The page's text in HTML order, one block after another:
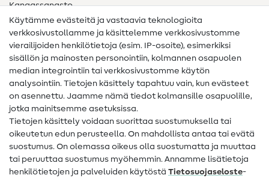
Kangassanasto
Ompelusanasto
Ompeluohjeet
Apua ja yhteystiedot
Yhteystiedot
Tietoa omistajanvaihdoksesta
FAQ
Peruutusoikeus
Käytämme evästeitä ja vastaavia teknologioita
verkkosivustollamme ja käsittelemme verkkosivustomme
vierailijoiden henkilötietoja (esim. IP-osoite), esimerkiksi
sisällön ja mainosten personointiin, kolmannen osapuolen
median integrointiin tai verkkosivustomme käytön
analysointiin. Tietojen käsittely tapahtuu vain, kun evästeet
on asennettu. Jaamme nämä tiedot kolmansille osapuolille,
jotka mainitsemme asetuksissa.
Tietojen käsittely voidaan suorittaa suostumuksella tai
oikeutetun edun perusteella. On mahdollista antaa tai evätä
suostumus. On olemassa oikeus olla suostumatta ja muuttaa
tai peruuttaa suostumus myöhemmin. Annamme lisätietoja
henkilötietojen ja palveluiden käytöstä Tietosuojaseloste-